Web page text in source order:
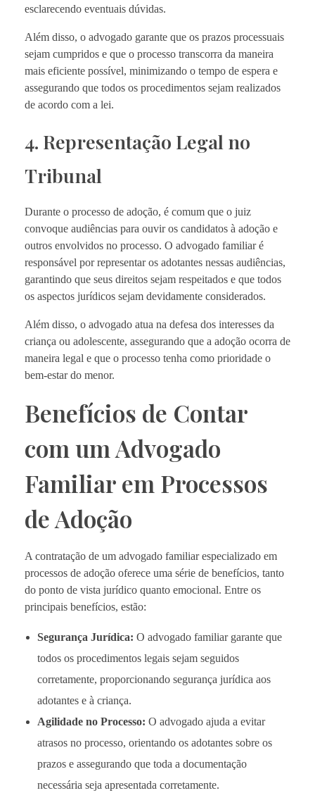
esclarecendo eventuais dúvidas.
Além disso, o advogado garante que os prazos processuais
sejam cumpridos e que o processo transcorra da maneira
mais eficiente possível, minimizando o tempo de espera e
assegurando que todos os procedimentos sejam realizados
de acordo com a lei.
4. Representação Legal no
Tribunal
Durante o processo de adoção, é comum que o juiz
convoque audiências para ouvir os candidatos à adoção e
outros envolvidos no processo. O advogado familiar é
responsável por representar os adotantes nessas audiências,
garantindo que seus direitos sejam respeitados e que todos
os aspectos jurídicos sejam devidamente considerados.
Além disso, o advogado atua na defesa dos interesses da
criança ou adolescente, assegurando que a adoção ocorra de
maneira legal e que o processo tenha como prioridade o
bem-estar do menor.
Benefícios de Contar
com um Advogado
Familiar em Processos
de Adoção
A contratação de um advogado familiar especializado em
processos de adoção oferece uma série de benefícios, tanto
do ponto de vista jurídico quanto emocional. Entre os
principais benefícios, estão:
Segurança Jurídica: O advogado familiar garante que
todos os procedimentos legais sejam seguidos
corretamente, proporcionando segurança jurídica aos
adotantes e à criança.
Agilidade no Processo: O advogado ajuda a evitar
atrasos no processo, orientando os adotantes sobre os
prazos e assegurando que toda a documentação
necessária seja apresentada corretamente.